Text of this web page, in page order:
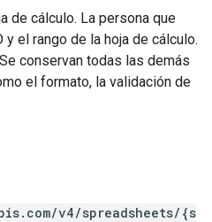
de cálculo. La persona que
el rango de la hoja de cálculo.
conservan todas las demás
el formato, la validación de
v4/spreadsheets/{s